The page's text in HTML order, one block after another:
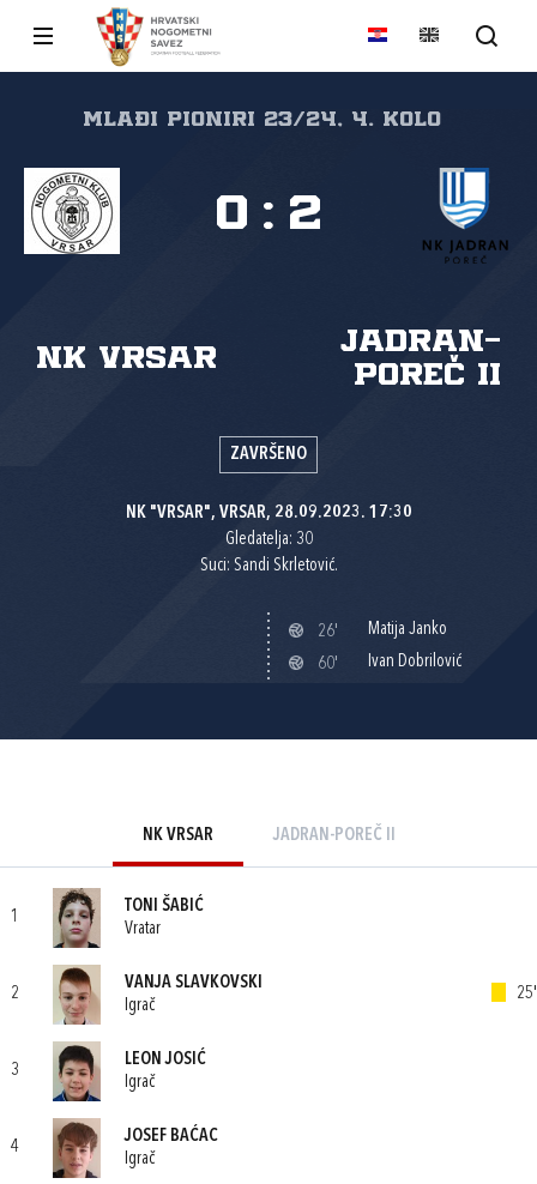
MLAĐI PIONIRI 23/24, 4. kolo
NK Vrsar
Jadran-
Poreč II
0 : 2
ZAVRŠENO
NK "VRSAR", VRSAR, 28.09.2023. 17:30
Gledatelja: 30
Suci: Sandi Skrletović.
26'
Matija Janko
60'
Ivan Dobrilović
NK VRSAR JADRAN-POREČ II
1
TONI ŠABIĆ
Vratar
2
VANJA SLAVKOVSKI
Igrač
25'
3
LEON JOSIĆ
Igrač
4
JOSEF BAĆAC
Igrač